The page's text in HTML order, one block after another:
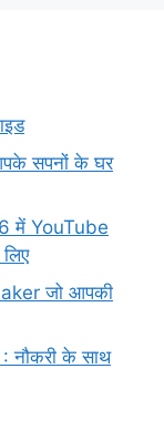
सपनों के घर
में YouTube
जो आपकी
के साथ